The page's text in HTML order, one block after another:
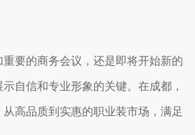
要的商务会议，还是即将开始新的
自信和专业形象的关键。在成都，
高品质到实惠的职业装市场，满足